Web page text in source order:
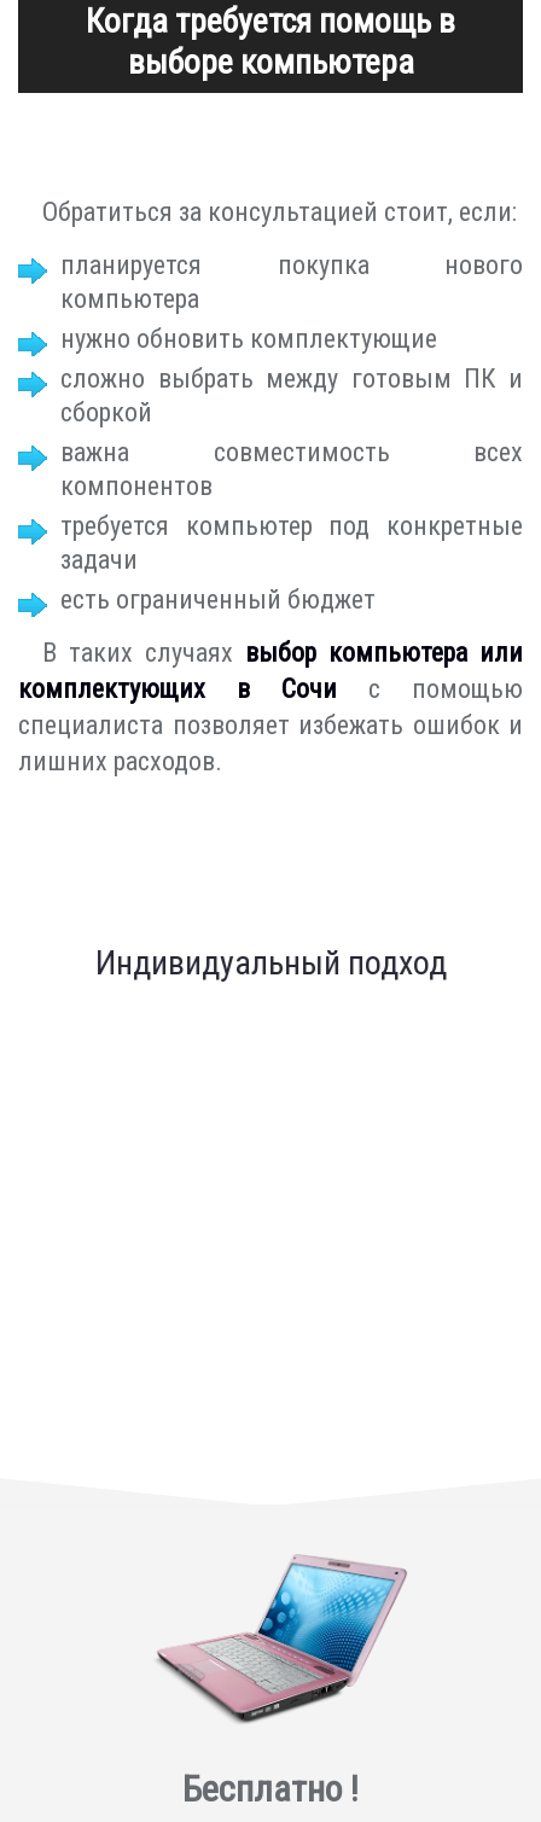
Когда требуется помощь в
выборе компьютера
Обратиться за консультацией стоит, если:
планируется покупка нового
компьютера
нужно обновить комплектующие
сложно выбрать между готовым ПК и
сборкой
важна совместимость всех
компонентов
требуется компьютер под конкретные
задачи
есть ограниченный бюджет
В таких случаях выбор компьютера или
комплектующих в Сочи с помощью
специалиста позволяет избежать ошибок и
лишних расходов.
Бесплатно !